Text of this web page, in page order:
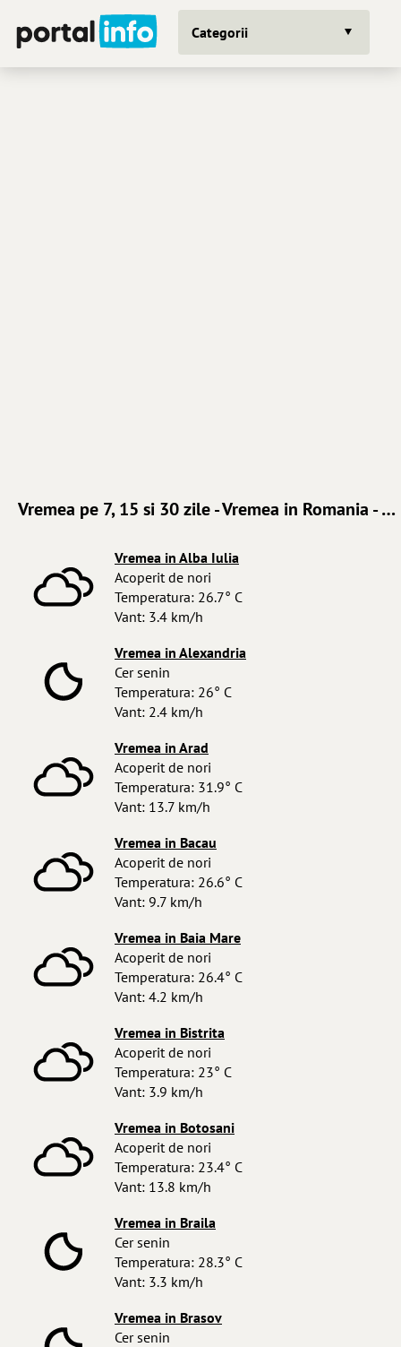
Categorii
Vremea pe 7, 15 si 30 zile - Vremea in Romania - Prognoza meteo pe 15 zile
Vremea in Alba Iulia
Acoperit de nori
Temperatura: 26.7° C
Vant: 3.4 km/h
Vremea in Alexandria
Cer senin
Temperatura: 26° C
Vant: 2.4 km/h
Vremea in Arad
Acoperit de nori
Temperatura: 31.9° C
Vant: 13.7 km/h
Vremea in Bacau
Acoperit de nori
Temperatura: 26.6° C
Vant: 9.7 km/h
Vremea in Baia Mare
Acoperit de nori
Temperatura: 26.4° C
Vant: 4.2 km/h
Vremea in Bistrita
Acoperit de nori
Temperatura: 23° C
Vant: 3.9 km/h
Vremea in Botosani
Acoperit de nori
Temperatura: 23.4° C
Vant: 13.8 km/h
Vremea in Braila
Cer senin
Temperatura: 28.3° C
Vant: 3.3 km/h
Vremea in Brasov
Cer senin